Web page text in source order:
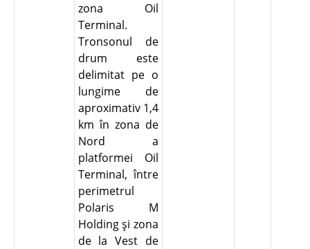
zona Oil
Terminal.
Tronsonul de
drum este
delimitat pe o
lungime de
aproximativ 1,4
km în zona de
Nord a
platformei Oil
Terminal, între
perimetrul
Polaris M
Holding şi zona
de la Vest de